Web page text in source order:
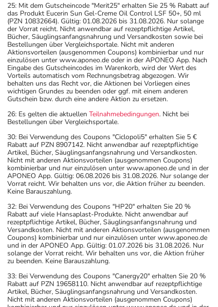
25: Mit dem Gutscheincode "Merit25" erhalten Sie 25 % Rabatt auf
das Produkt Eucerin Sun Gel-Creme Oil Control LSF 50+, 50 ml
(PZN 10832664). Gültig: 01.08.2026 bis 31.08.2026. Nur solange
der Vorrat reicht. Nicht anwendbar auf rezeptpflichtige Artikel,
Bücher, Säuglingsanfangsnahrung und Versandkosten sowie bei
Bestellungen über Vergleichsportale. Nicht mit anderen
Aktionsvorteilen (ausgenommen Coupons) kombinierbar und nur
einzulösen unter www.aponeo.de oder in der APONEO App. Nach
Eingabe des Gutscheincodes im Warenkorb, wird der Wert des
Vorteils automatisch vom Rechnungsbetrag abgezogen. Wir
behalten uns das Recht vor, die Aktionen bei Vorliegen eines
wichtigen Grundes zu beenden oder ggf. mit einem anderen
Gutschein bzw. durch eine andere Aktion zu ersetzen.
26: Es gelten die aktuellen Teilnahmebedingungen. Nicht bei
Bestellungen über Vergleichsportale.
30: Bei Verwendung des Coupons "Ciclopoli5" erhalten Sie 5 €
Rabatt auf PZN 8907142. Nicht anwendbar auf rezeptpflichtige
Artikel, Bücher, Säuglingsanfangsnahrung und Versandkosten.
Nicht mit anderen Aktionsvorteilen (ausgenommen Coupons)
kombinierbar und nur einzulösen unter www.aponeo.de und in der
APONEO App. Gültig: 06.08.2026 bis 31.08.2026. Nur solange der
Vorrat reicht. Wir behalten uns vor, die Aktion früher zu beenden.
Keine Barauszahlung.
32: Bei Verwendung des Coupons "HP20" erhalten Sie 20 %
Rabatt auf viele Hansaplast-Produkte. Nicht anwendbar auf
rezeptpflichtige Artikel, Bücher, Säuglingsanfangsnahrung und
Versandkosten. Nicht mit anderen Aktionsvorteilen (ausgenommen
Coupons) kombinierbar und nur einzulösen unter www.aponeo.de
und in der APONEO App. Gültig: 01.07.2026 bis 31.08.2026. Nur
solange der Vorrat reicht. Wir behalten uns vor, die Aktion früher
zu beenden. Keine Barauszahlung.
33: Bei Verwendung des Coupons "Canergy20" erhalten Sie 20 %
Rabatt auf PZN 19658110. Nicht anwendbar auf rezeptpflichtige
Artikel, Bücher, Säuglingsanfangsnahrung und Versandkosten.
Nicht mit anderen Aktionsvorteilen (ausgenommen Coupons)